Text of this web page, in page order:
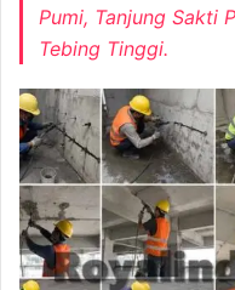
Pumi, Tanjung Sakti
Tebing Tinggi.